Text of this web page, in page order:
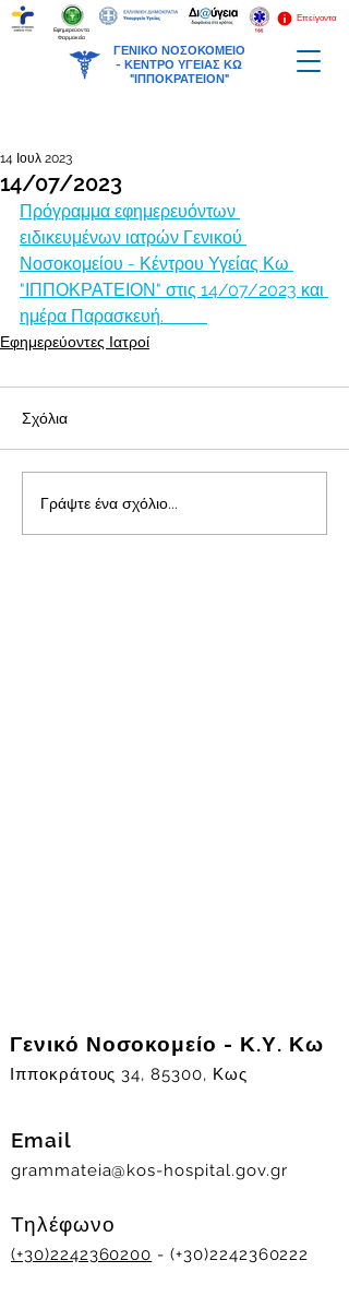
ΓΕΝΙΚΟ ΝΟΣΟΚΟΜΕΙΟ
- ΚΕΝΤΡΟ ΥΓΕΙΑΣ ΚΩ
"ΙΠΠΟΚΡΑΤΕΙΟΝ"
Επείγοντα
Εφημερεύοντα
Φαρμακεία
14/07/2023
14 Ιουλ 2023
Πρόγραμμα εφημερευόντων
ειδικευμένων ιατρών Γενικού
Νοσοκομείου - Κέντρου Υγείας Κω
"ΙΠΠΟΚΡΑΤΕΙΟΝ" στις 14/07/2023 και
ημέρα Παρασκευή.
Εφημερεύοντες Ιατροί
Σχόλια
Γράψτε ένα σχόλιο...
Γενικό Νοσοκομείο - Κ.Υ. Κω
Ιπποκράτους 34, 85300, Κως
Email
grammateia@kos-hospital.gov.gr
Τηλέφωνο
(+30)2242360200 - (+30)2242360222